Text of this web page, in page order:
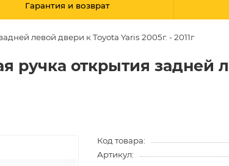
Гарантия и возврат
левой двери к Toyota Yaris 2005г. - 2011г
ручка открытия задней
Код товара:
Артикул: